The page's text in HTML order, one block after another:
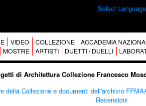
Select Language
VIDEO COLLEZIONE ACCADEMIA
MOSTRE
ARTISTI DUETTI / DUELLI
di Architettura Collezione Francesco
della Collezione e documenti dell'archivio
Recensioni